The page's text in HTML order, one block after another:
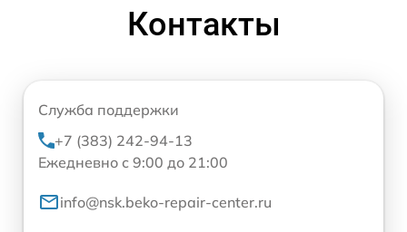
Контакты
Служба поддержки
+7 (383) 242-94-13
Ежедневно с 9:00 до 21:00
info@nsk.beko-repair-center.ru